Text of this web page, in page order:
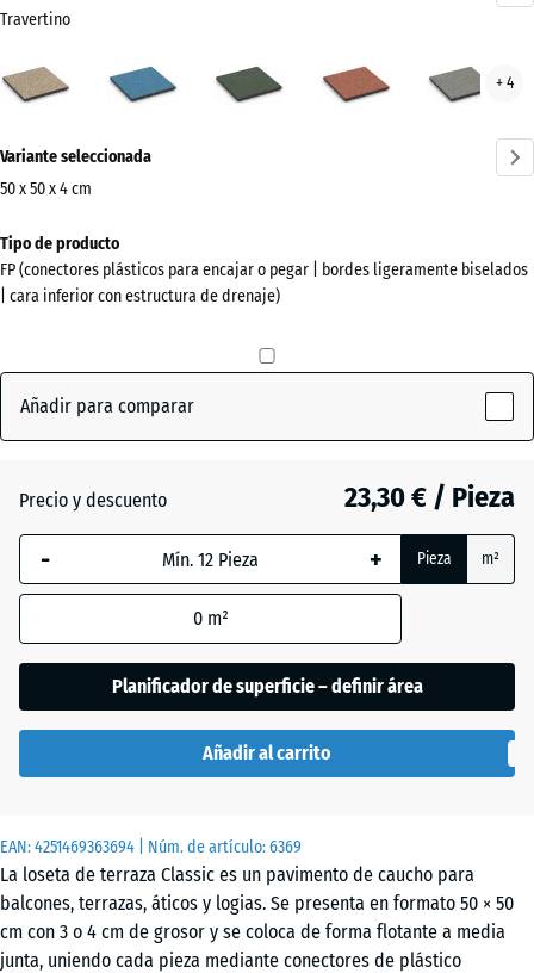
EAN:4251469363694 | Núm. de artículo:6369
La loseta de terraza Classic es un pavimento de caucho para
balcones, terrazas, áticos y logias. Se presenta en formato 50 × 50
cm con 3 o 4 cm de grosor y se coloca de forma flotante a media
junta, uniendo cada pieza mediante conectores de plástico
Travertino
(active)
inglés
gris
+ 4
información
sobre
colores?
Mostrar
colores
Atlantico
gris
Granito
gris
Variante seleccionada
50 x 50 x 4 cm
Dimensiones
para
el
x
500
La dimensión
seleccionada,
enmarcada
utiliza para
el cálculo de
necesidades
(salvo que se
producto).
50
x
50
Tipo de producto
FP (conectores plásticos para encajar o pegar | bordes ligeramente biselados
| cara inferior con estructura de drenaje)
Añadir para comparar
Precio y descuento 23,30 € / Pieza
- + Pieza m²
0 m²
Planificador de superficie – definir área
Añadir al carrito